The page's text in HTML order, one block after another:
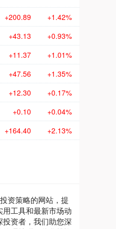
+200.89 +1.42%
+43.13 +0.93%
+11.37 +1.01%
+47.56 +1.35%
+12.30 +0.17%
+0.10 +0.04%
+164.40 +2.13%
资策略的网站，提
工具和最新市场动
资者，我们助您深